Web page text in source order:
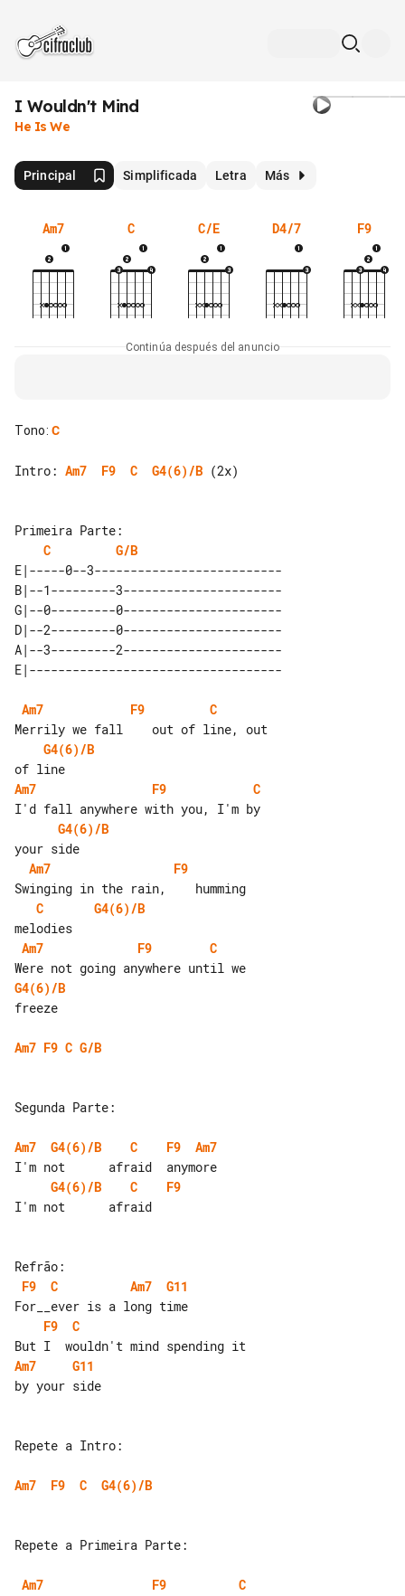
I Wouldn't Mind
He Is We
Principal Simplificada Letra Más
Am7 C C/E D4/7 F9
Continúa después del anuncio
Tono: C
Intro: Am7 F9 C G4(6)/B (2x)
C
G/B
E|-----0--3--------------------------
B|--1---------3----------------------
G|--0---------0----------------------
D|--2---------0----------------------
A|--3---------2----------------------
Am7 F9
C
G4(6)/B
Am7
F9
C
G4(6)/B
Am7
F9
C
G4(6)/B
Am7
F9
C
G4(6)/B
freeze
Am7 F9 C G/B
Segunda Parte:
Am7 G4(6)/B C F9
Am7
G4(6)/B
C
F9
I'm not      afraid
F9
C Am7
G11
F9
C
Am7
G11
by your side
Repete a Intro:
Am7 F9 C G4(6)/B
Repete a Primeira Parte:
Am7 F9
C